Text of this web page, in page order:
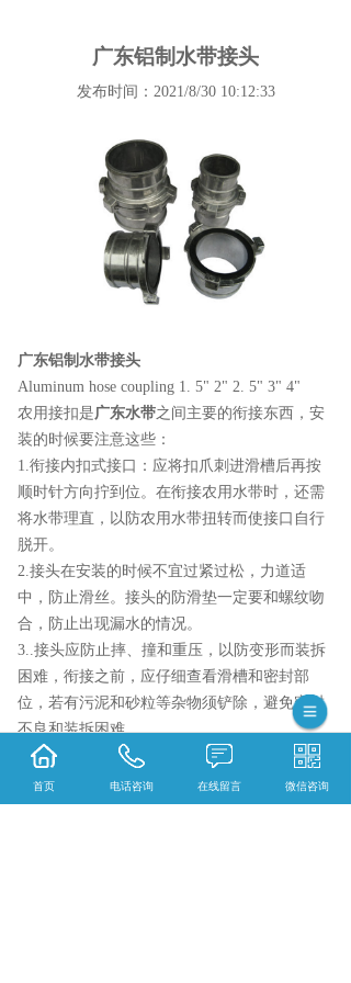
广东铝制水带接头
发布时间：2021/8/30 10:12:33
广东铝制水带接头
Aluminum hose coupling 1. 5" 2" 2. 5" 3" 4"
农用接扣是广东水带之间主要的衔接东西，安
装的时候要注意这些：
1.衔接内扣式接口：应将扣爪刺进滑槽后再按
顺时针方向拧到位。在衔接农用水带时，还需
将水带理直，以防农用水带扭转而使接口自行
脱开。
2.接头在安装的时候不宜过紧过松，力道适
中，防止滑丝。接头的防滑垫一定要和螺纹吻
合，防止出现漏水的情况。
3..接头应防止摔、撞和重压，以防变形而装拆
困难，衔接之前，应仔细查看滑槽和密封部
位，若有污泥和砂粒等杂物须铲除，避免密封
不良和装拆困难。
相关标签： 农田金属摇臂喷枪,金属摇臂喷头, 喷
首页 电话咨询 在线留言 微信咨询